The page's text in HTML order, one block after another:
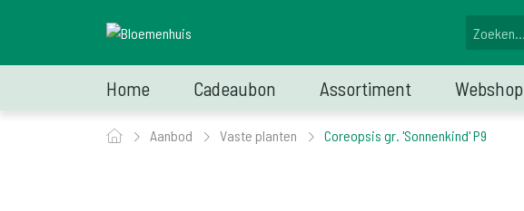
Home Cadeaubon Assortiment Webshop
Aanbod Vaste planten Coreopsis gr. 'Sonnenkind' P9